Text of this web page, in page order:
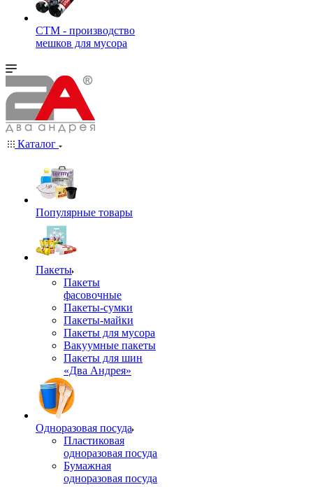
СТМ - производство
мешков для мусора
Каталог
Популярные товары
Пакеты
Пакеты
фасовочные
Пакеты-сумки
Пакеты-майки
Пакеты для мусора
Вакуумные пакеты
Пакеты для шин
«Два Андрея»
Одноразовая посуда
Пластиковая
одноразовая посуда
Бумажная
одноразовая посуда